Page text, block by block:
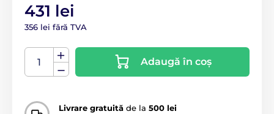
431 lei
356 lei fără TVA
Adaugă în coș
Livrare gratuită de la 500 lei